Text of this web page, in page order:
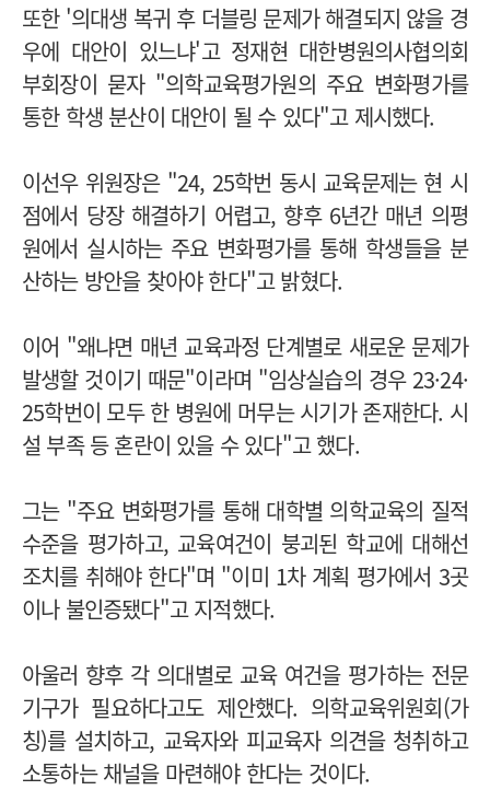
또한 '의대생 복귀 후 더블링 문제가 해결되지 않을 경
우에 대안이 있느냐'고 정재현 대한병원의사협의회
부회장이 묻자 "의학교육평가원의 주요 변화평가를
통한 학생 분산이 대안이 될 수 있다"고 제시했다.
이선우 위원장은 "24, 25학번 동시 교육문제는 현 시
점에서 당장 해결하기 어렵고, 향후 6년간 매년 의평
원에서 실시하는 주요 변화평가를 통해 학생들을 분
산하는 방안을 찾아야 한다"고 밝혔다.
이어 "왜냐면 매년 교육과정 단계별로 새로운 문제가
발생할 것이기 때문"이라며 "임상실습의 경우 23·24·
25학번이 모두 한 병원에 머무는 시기가 존재한다. 시
설 부족 등 혼란이 있을 수 있다"고 했다.
그는 "주요 변화평가를 통해 대학별 의학교육의 질적
수준을 평가하고, 교육여건이 붕괴된 학교에 대해선
조치를 취해야 한다"며 "이미 1차 계획 평가에서 3곳
이나 불인증됐다"고 지적했다.
아울러 향후 각 의대별로 교육 여건을 평가하는 전문
기구가 필요하다고도 제안했다. 의학교육위원회(가
칭)를 설치하고, 교육자와 피교육자 의견을 청취하고
소통하는 채널을 마련해야 한다는 것이다.